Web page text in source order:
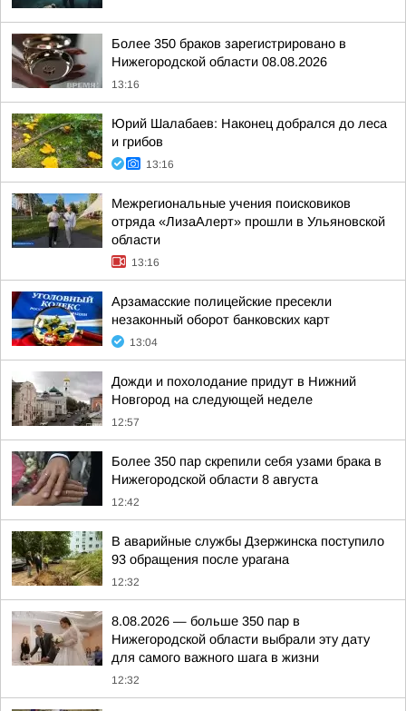
Более 350 браков зарегистрировано в
Нижегородской области 08.08.2026
13:16
Юрий Шалабаев: Наконец добрался до леса
и грибов
13:16
Межрегиональные учения поисковиков
отряда «ЛизаАлерт» прошли в Ульяновской
области
13:16
Арзамасские полицейские пресекли
незаконный оборот банковских карт
13:04
Дожди и похолодание придут в Нижний
Новгород на следующей неделе
12:57
Более 350 пар скрепили себя узами брака в
Нижегородской области 8 августа
12:42
В аварийные службы Дзержинска поступило
93 обращения после урагана
12:32
8.08.2026 — больше 350 пар в
Нижегородской области выбрали эту дату
для самого важного шага в жизни
12:32